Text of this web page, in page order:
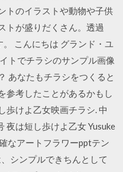
トのイラストや動物や子供
トが盛りだくさん。透過
こんにちは グランド・ユ
トでチラシのサンプル画像
あなたもチラシをつくると
参考したことがあるかもし
歩けよ乙女映画チラシ. 中
夜は短し歩けよ乙女 Yusuke
なアートフラワーpptテン
シンプルできちんとして